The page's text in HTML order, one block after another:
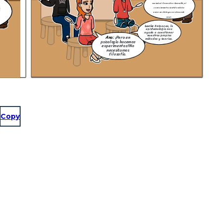
Ana:¡Pero en
psicología hacemos
experimentos! No
necesitamos
filosofía.
Lucía:Entonces, la
epistemología nos
ayuda a cuestionar
nuestros propios
métodos y teorías.
sociedad. Como dice Jaramillo, el
conocimiento científico debe
estar en diálogo con el mundo
real.
Copy